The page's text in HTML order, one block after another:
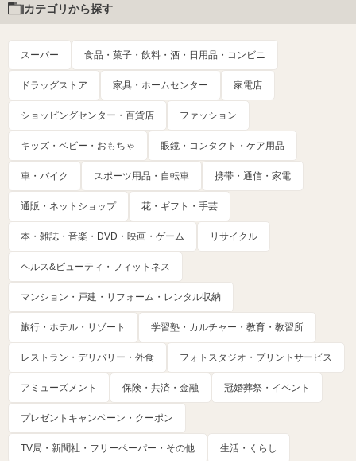
カテゴリから探す
スーパー 食品・菓子・飲料・酒・日用品・コンビニ
ドラッグストア 家具・ホームセンター 家電店
ショッピングセンター・百貨店 ファッション
キッズ・ベビー・おもちゃ 眼鏡・コンタクト・ケア用品
車・バイク スポーツ用品・自転車 携帯・通信・家電
通販・ネットショップ 花・ギフト・手芸
本・雑誌・音楽・DVD・映画・ゲーム リサイクル
ヘルス&ビューティ・フィットネス
マンション・戸建・リフォーム・レンタル収納
旅行・ホテル・リゾート 学習塾・カルチャー・教育・教習所
レストラン・デリバリー・外食 フォトスタジオ・プリントサービス
アミューズメント 保険・共済・金融 冠婚葬祭・イベント
プレゼントキャンペーン・クーポン
TV局・新聞社・フリーペーパー・その他 生活・くらし